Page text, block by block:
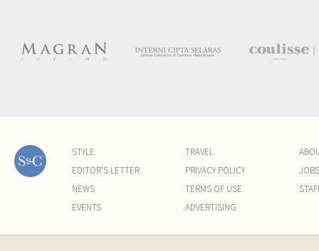
STYLE
EDITOR'S LETTER
NEWS
EVENTS
TRAVEL
PRIVACY POLICY
TERMS OF USE
ADVERTISING
JOBS